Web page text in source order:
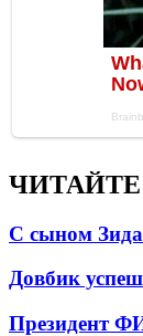
С сыном
Довбик
Президент